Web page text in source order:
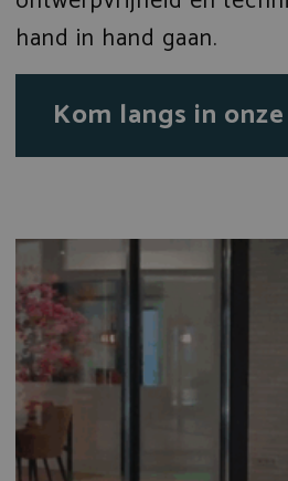
hand in hand gaan.
Kom langs in